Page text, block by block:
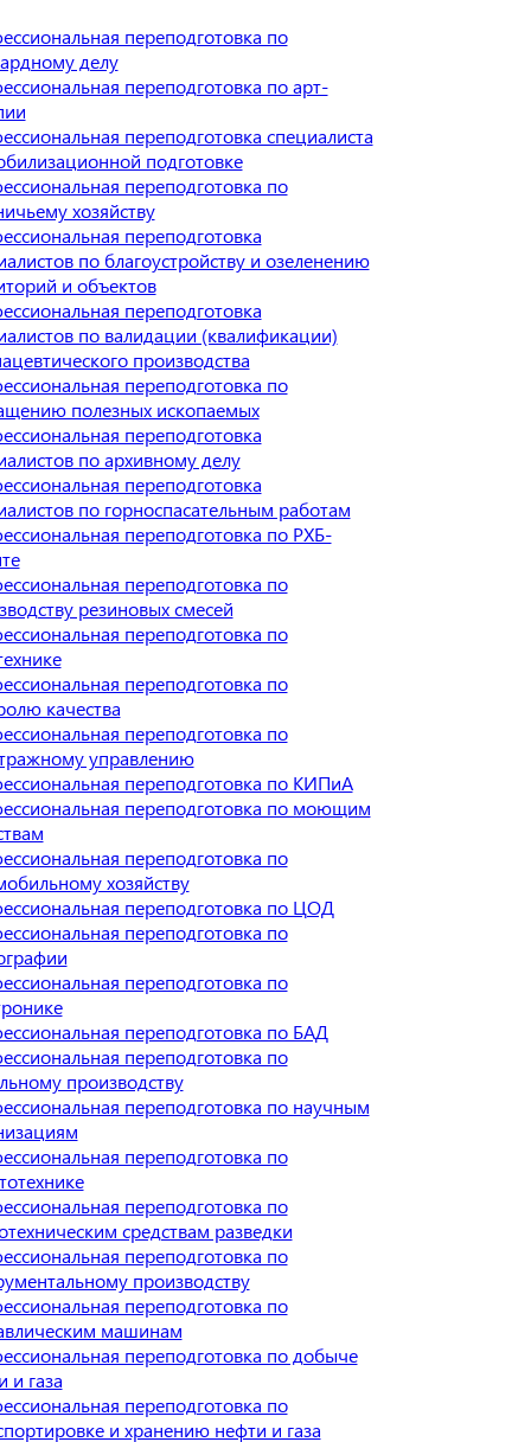
переподготовка по
делу
переподготовка по арт-
переподготовка специалиста
подготовке
переподготовка по
хозяйству
переподготовка
по благоустройству и озеленению
и объектов
переподготовка
по валидации (квалификации)
производства
переподготовка по
полезных ископаемых
переподготовка
по архивному делу
переподготовка
по горноспасательным работам
переподготовка по РХБ-
переподготовка по
резиновых смесей
переподготовка по
переподготовка по
качества
переподготовка по
управлению
переподготовка по КИПиА
переподготовка по моющим
переподготовка по
хозяйству
переподготовка по ЦОД
переподготовка по
переподготовка по
переподготовка по БАД
переподготовка по
производству
переподготовка по научным
переподготовка по
переподготовка по
средствам разведки
переподготовка по
производству
переподготовка по
машинам
переподготовка по добыче
и газа
переподготовка по
и хранению нефти и газа